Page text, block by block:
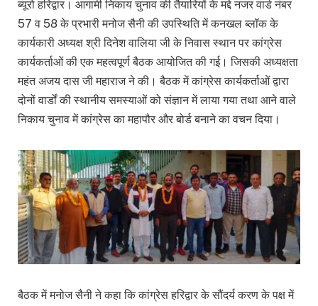
ब्यूरो हरिद्वार। आगामी निकाय चुनाव की तैयारियों के मद्दे नजर वार्ड नंबर
57 व 58 के प्रभारी मनोज सैनी की उपस्थिति में कनखल ब्लॉक के
कार्यकारी अध्यक्ष श्री दिनेश वालिया जी के निवास स्थान पर कांग्रेस
कार्यकर्ताओं की एक महत्वपूर्ण बैठक आयोजित की गई। जिसकी अध्यक्षता
महंत अजय दास जी महाराज ने की। बैठक में कांग्रेस कार्यकर्ताओं द्वारा
दोनों वार्डों की स्थानीय समस्याओं को संज्ञान में लाया गया तथा आने वाले
निकाय चुनाव में कांग्रेस का महापौर और बोर्ड बनाने का वचन दिया।
बैठक में मनोज सैनी ने कहा कि कांग्रेस हरिद्वार के सौंदर्य करण के पक्ष में